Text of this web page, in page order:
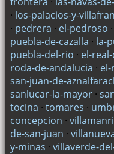
· los-palacios-y-
· pedrera · el-pedroso ·
puebla-de-cazalla · la-
puebla-del-rio · el-
roda-de-andalucia ·
san-juan-de-
sanlucar-la-mayor·
tocina · tomares ·
concepcion ·
de-san-juan ·
y-minas · villaverde-